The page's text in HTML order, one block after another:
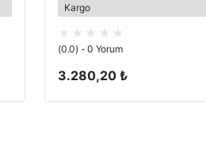
Kargo
(0.0) - 0 Yorum
3.280,20 ₺